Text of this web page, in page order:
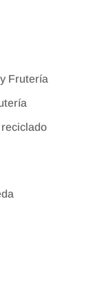
Frutería